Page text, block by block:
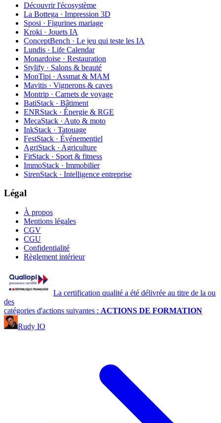
Découvrir l'écosystème
La Bottega · Impression 3D
Sposi · Figurines mariage
Kroki · Jouets IA
ConceptBench · Le jeu qui teste les IA
Lundis · Life Calendar
Monardoise · Restauration
Stylify · Salons & beauté
MonTipi · Assmat & MAM
Mavitis · Vignerons & caves
Montrip · Carnets de voyage
BatiStack · Bâtiment
ENRStack · Énergie & RGE
MecaStack · Auto & moto
InkStack · Tatouage
FestStack · Événementiel
AgriStack · Agriculture
FitStack · Sport & fitness
ImmoStack · Immobilier
SirenStack · Intelligence entreprise
Légal
À propos
Mentions légales
CGV
CGU
Confidentialité
Règlement intérieur
La certification qualité a été délivrée au titre de la ou
des
catégories d'actions suivantes : ACTIONS DE FORMATION
Rudy IO